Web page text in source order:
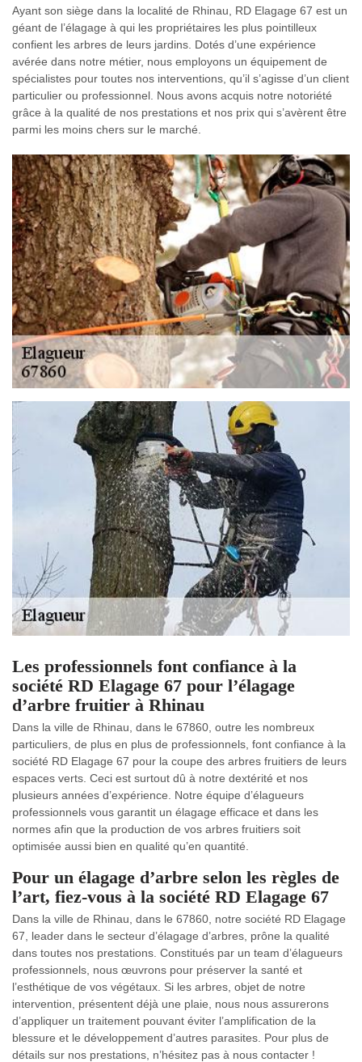
Ayant son siège dans la localité de Rhinau, RD Elagage 67 est un
géant de l’élagage à qui les propriétaires les plus pointilleux
confient les arbres de leurs jardins. Dotés d’une expérience
avérée dans notre métier, nous employons un équipement de
spécialistes pour toutes nos interventions, qu’il s’agisse d’un client
particulier ou professionnel. Nous avons acquis notre notoriété
grâce à la qualité de nos prestations et nos prix qui s’avèrent être
parmi les moins chers sur le marché.
Les professionnels font confiance à la
société RD Elagage 67 pour l’élagage
d’arbre fruitier à Rhinau
Dans la ville de Rhinau, dans le 67860, outre les nombreux
particuliers, de plus en plus de professionnels, font confiance à la
société RD Elagage 67 pour la coupe des arbres fruitiers de leurs
espaces verts. Ceci est surtout dû à notre dextérité et nos
plusieurs années d’expérience. Notre équipe d’élagueurs
professionnels vous garantit un élagage efficace et dans les
normes afin que la production de vos arbres fruitiers soit
optimisée aussi bien en qualité qu’en quantité.
Pour un élagage d’arbre selon les règles de
l’art, fiez-vous à la société RD Elagage 67
Dans la ville de Rhinau, dans le 67860, notre société RD Elagage
67, leader dans le secteur d’élagage d’arbres, prône la qualité
dans toutes nos prestations. Constitués par un team d’élagueurs
professionnels, nous œuvrons pour préserver la santé et
l’esthétique de vos végétaux. Si les arbres, objet de notre
intervention, présentent déjà une plaie, nous nous assurerons
d’appliquer un traitement pouvant éviter l’amplification de la
blessure et le développement d’autres parasites. Pour plus de
détails sur nos prestations, n’hésitez pas à nous contacter !